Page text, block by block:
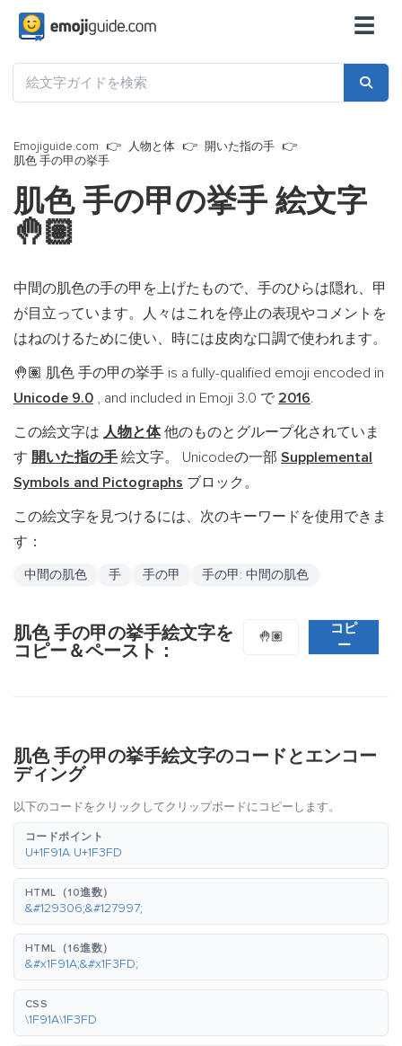
☰
Emojiguide.com 人物と体
開いた指の手
肌色 手の甲の挙手
肌色 手の甲の挙手 絵文字
🤚🏽
中間の肌色の手の甲を上げたもので、手のひらは隠れ、甲
が目立っています。人々はこれを停止の表現やコメントを
はねのけるために使い、時には皮肉な口調で使われます。
🤚🏽 肌色 手の甲の挙手 is a fully-qualified emoji encoded in
Unicode 9.0 , and included in Emoji 3.0 で 2016.
この絵文字は 人物と体他のものとグループ化されていま
す 開いた指の手 絵文字。 Unicodeの一部 Supplemental
Symbols and Pictographs ブロック。
この絵文字を見つけるには、次のキーワードを使用できま
す：
中間の肌色 手 手の甲 手の甲: 中間の肌色
肌色 手の甲の挙手絵文字を
コピー＆ペースト：
🤚🏽
コピ
ー
肌色 手の甲の挙手絵文字のコードとエンコー
ディング
以下のコードをクリックしてクリップボードにコピーします。
コードポイント
U+1F91A U+1F3FD
HTML（10進数）
&#129306;&#127997;
HTML（16進数）
&#x1F91A;&#x1F3FD;
CSS
\1F91A\1F3FD